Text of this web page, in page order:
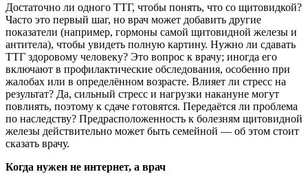
Достаточно ли одного ТТГ, чтобы понять, что со щитовидкой?
Часто это первый шаг, но врач может добавить другие
показатели (например, гормоны самой щитовидной железы и
антитела), чтобы увидеть полную картину. Нужно ли сдавать
ТТГ здоровому человеку? Это вопрос к врачу; иногда его
включают в профилактические обследования, особенно при
жалобах или в определённом возрасте. Влияет ли стресс на
результат? Да, сильный стресс и нагрузки накануне могут
повлиять, поэтому к сдаче готовятся. Передаётся ли проблема
по наследству? Предрасположенность к болезням щитовидной
железы действительно может быть семейной — об этом стоит
сказать врачу.
Когда нужен не интернет, а врач